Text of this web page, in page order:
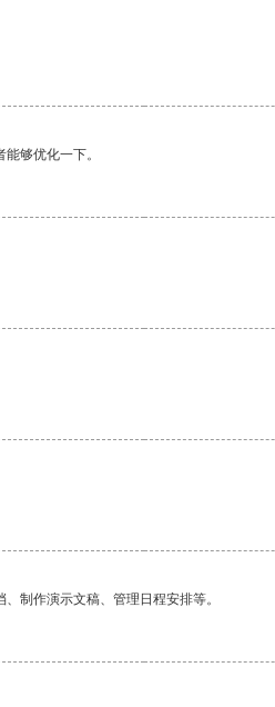
够优化一下。
制作演示文稿、管理日程安排等。